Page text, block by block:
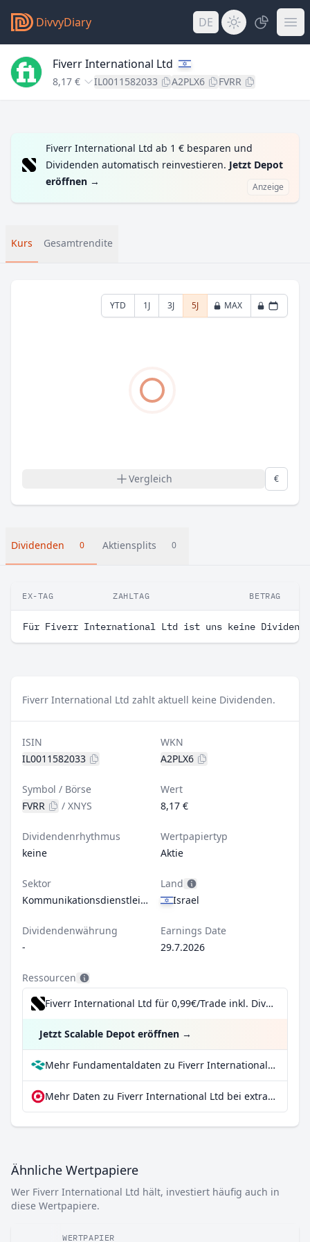
DivvyDiary DE
Fiverr International Ltd
8,17 € IL0011582033 A2PLX6 FVRR
Fiverr International Ltd ab 1 € besparen und
Dividenden automatisch reinvestieren. Jetzt Depot
eröffnen → Anzeige
Kurs Gesamtrendite
YTD 1J 3J 5J MAX
Vergleich €
Dividenden 0 Aktiensplits 0
EX-TAG ZAHLTAG BETRAG
Für Fiverr International Ltd ist uns keine
Fiverr International Ltd zahlt aktuell keine Dividenden.
ISIN
IL0011582033
WKN
A2PLX6
Symbol / Börse
FVRR
/ XNYS
Wert
8,17 €
Dividendenrhythmus
keine
Wertpapiertyp
Aktie
Sektor
Kommunikationsdienstleistungen
Land
Israel
Dividendenwährung
-
Earnings Date
29.7.2026
Ressourcen
Fiverr International Ltd für 0,99€/Trade inkl. Dividend Reinvestment Plan
Jetzt Scalable Depot eröffnen →
Mehr Fundamentaldaten zu Fiverr International Ltd bei Parqet
Mehr Daten zu Fiverr International Ltd bei extraETF
Ähnliche Wertpapiere
Wer Fiverr International Ltd hält, investiert häufig auch in
diese Wertpapiere.
WERTPAPIER